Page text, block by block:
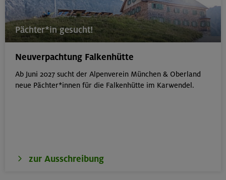
19.08.26
Schnupperkletterkurs indoor
19.08.26
Pächter*in gesucht!
Neuverpachtung Falkenhütte
Ab Juni 2027 sucht der Alpenverein München & Oberland
neue Pächter*innen für die Falkenhütte im Karwendel.
zur Ausschreibung